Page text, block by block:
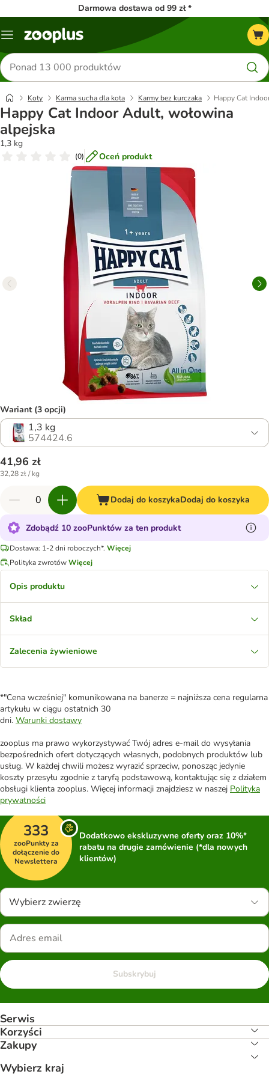
Darmowa dostawa od 99 zł *
Menu
Szukaj
produktów
Koty Karma sucha dla kota Karmy bez kurczaka Happy Cat
Happy Cat Indoor Adult, wołowina
alpejska
1,3 kg
(0) Oceń produkt
Wariant (3 opcji)
1,3 kg
574424.6
41,96 zł
32,28 zł / kg
Dodaj do koszykaDodaj do koszyka
Zdobądź 10 zooPunktów za ten produkt
Dostawa: 1-2 dni roboczych*. Więcej
Polityka zwrotówWięcej
Opis produktu
Skład
Zalecenia żywieniowe
*"Cena wcześniej" komunikowana na banerze = najniższa cena regularna
artykułu w ciągu ostatnich 30
dni. Warunki dostawy
zooplus ma prawo wykorzystywać Twój adres e-mail do wysyłania
bezpośrednich ofert dotyczących własnych, podobnych produktów lub
usług. W każdej chwili możesz wyrazić sprzeciw, ponosząc jedynie
koszty przesyłu zgodnie z taryfą podstawową, kontaktując się z działem
obsługi klienta zooplus. Więcej informacji znajdziesz w naszej Polityka
prywatności
333
zooPunkty za
dołączenie do
Newslettera
Dodatkowo ekskluzywne oferty oraz 10%*
rabatu na drugie zamówienie (*dla nowych
klientów)
Wybierz zwierzę
Subskrybuj
Serwis
Korzyści
Zakupy
Wybierz kraj